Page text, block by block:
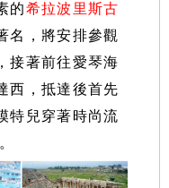
的希拉波里斯古
名
，將安排參觀
接著前往愛琴海
西，抵達後首先
特兒穿著時尚流